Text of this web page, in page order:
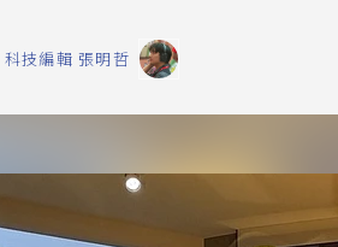
科技編輯 張明哲